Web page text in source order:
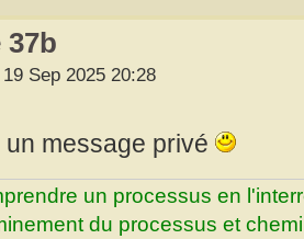
37b
Sep 2025 20:28
message privé
un processus en
du processus et